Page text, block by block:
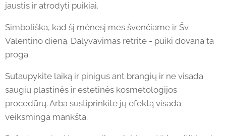
jaustis ir atrodyti puikiai.
Simboliška, kad šį mėnesį mes švenčiame ir Šv.
Valentino dieną. Dalyvavimas retrite - puiki dovana ta
proga.
Sutaupykite laiką ir pinigus ant brangių ir ne visada
saugių plastinės ir estetinės kosmetologijos
procedūrų. Arba sustiprinkite jų efektą visada
veiksminga mankšta.